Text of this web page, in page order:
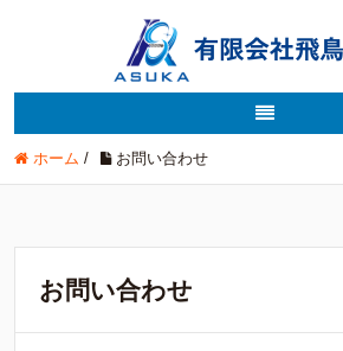
ホーム / お問い合わせ
お問い合わせ